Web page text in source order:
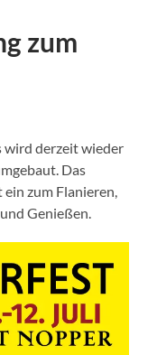
zum
wird derzeit wieder
Das
ein zum Flanieren,
Genießen.